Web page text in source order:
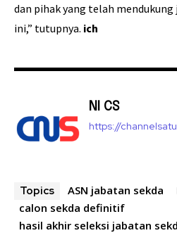
dan pihak yang telah
ini,” tutupnya. ich
NI CS
https://
Topics ASN jabatan sekda
calon sekda definitif
hasil akhir seleksi jabatan